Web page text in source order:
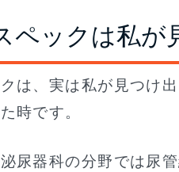
ペックは私が
は、実は私が見つけ
時です。
尿器科の分野では尿